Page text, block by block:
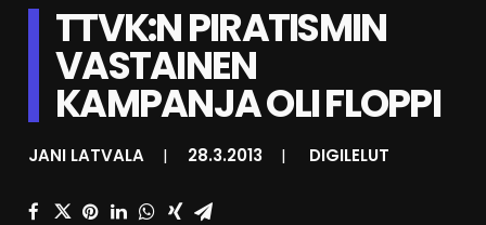
KESKUSTELU
SHOP
TTVK:N PIRATISMIN
VASTAINEN
KAMPANJA OLI FLOPPI
JANI LATVALA | 28.3.2013 | DIGILELUT